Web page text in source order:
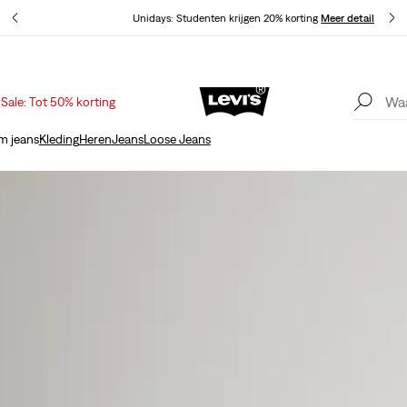
Unidays: Studenten krijgen 20% kortingMeer details
Sale: Tot 50% korting
Sale: tot 50% + extra 10% korting*Meer details
jeansKledingHerenJeansLoose Jeans